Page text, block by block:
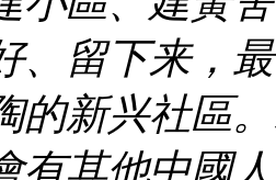
、留下来，
的新兴社區
有其他中國